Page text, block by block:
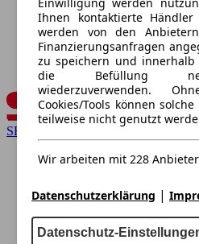
SEAT
Ihnen kontaktierte Händler
werden von den
Finanzierungsanfragen
zu speichern und
die Befüllung
wiederzuverwenden.
Cookies/Tools können
teilweise nicht genutzt
Wir arbeiten mit 228
Datenschutzerklärung |
Datenschutz-